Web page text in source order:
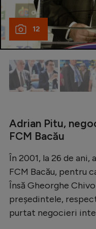
Auto
Rugby
Ciclism
Alte
JO 2026
12
Adrian Pitu,
FCM Bacău
În 2001, la 26 de ani,
FCM Bacău, pentru
Însă Gheorghe
președintele,
purtat negocieri